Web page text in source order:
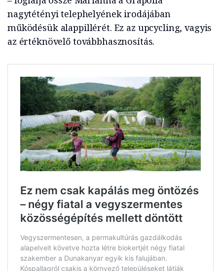
nagytétényi telephelyének irodájában
működésük alappillérét. Ez az upcycling, vagyis
az értéknövelő továbbhasznosítás.